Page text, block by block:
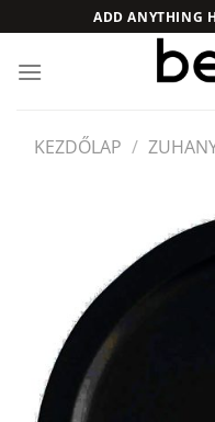
to
content
ADD ANYTHING
KEZDŐLAP /